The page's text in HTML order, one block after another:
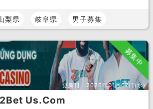
梨県 岐阜県 男子募集
募集中
更新日： 2026年01月07日(水)
Us.Com